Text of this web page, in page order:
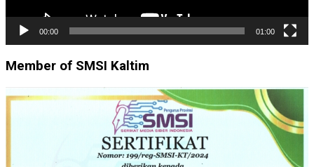
00:00 01:00
Member of SMSI Kaltim